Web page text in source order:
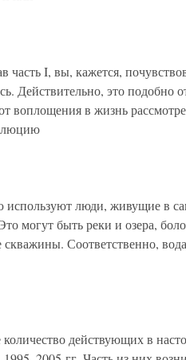
часть I, вы, кажется,
Действительно, это подобно
воплощения в жизнь
используют люди, живущие в
могут быть реки и озера,
скважины. Соответственно,
действующих в